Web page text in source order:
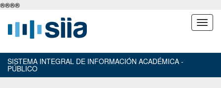
®®®®
SISTEMA INTEGRAL DE INFORMACIÓN ACADÉMICA -
PÚBLICO